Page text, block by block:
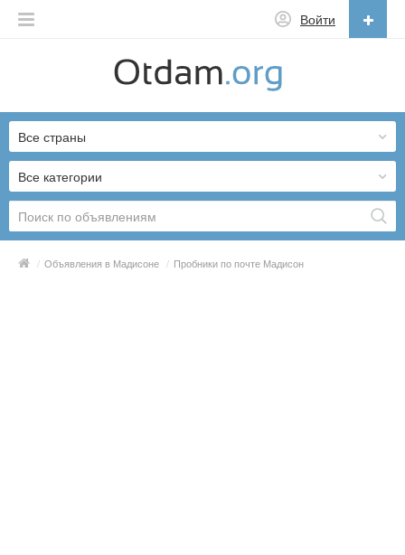
Войти
English
Русский
Українська
Все категории
Все страны
/ Объявления в Мадисоне / Пробники по почте Мадисон